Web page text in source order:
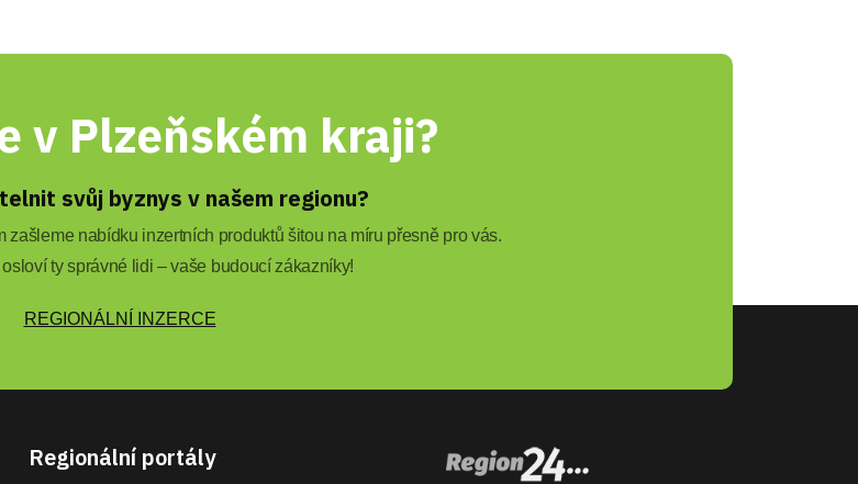
v Plzeňském kraji?
svůj byznys v našem regionu?
zašleme nabídku inzertních produktů šitou na míru přesně pro vás.
ty správné lidi – vaše budoucí zákazníky!
REGIONÁLNÍ INZERCE
Regionální portály